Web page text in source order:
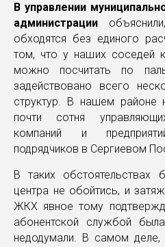
В управлении
администрации
обходятся без единого
том, что у наших соседей
можно посчитать по
задействовано всего
структур. В нашем районе
почти сотня
компаний и
подрядчиков в Сергиевом
В таких обстоятельствах
центра не обойтись, и
ЖКХ явное тому
абонентской службой
недодумали. В самом